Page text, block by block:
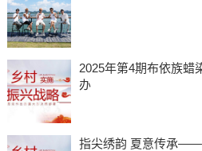
2025年第4期布依族蜡
办
指尖绣韵 夏意传承——